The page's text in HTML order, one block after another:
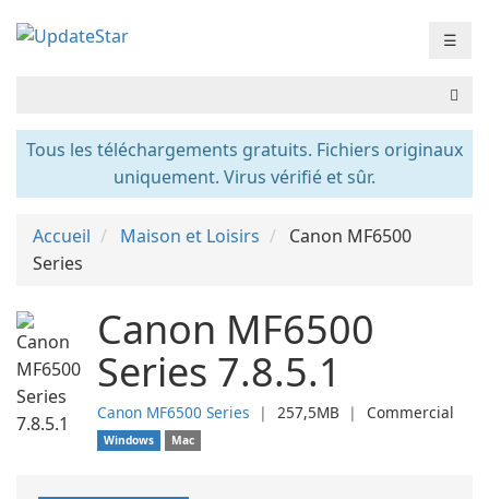
☰
Tous les téléchargements gratuits. Fichiers originaux
uniquement. Virus vérifié et sûr.
Accueil Maison et Loisirs
Canon MF6500
Series
Canon MF6500
Series 7.8.5.1
Canon MF6500 Series ❘ 257,5MB ❘ Commercial
Windows Mac